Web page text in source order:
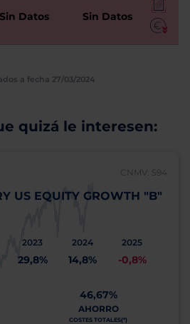
Sin Datos Sin Datos
a fecha 27/03/2024
quizá le interesen:
CNMV: 594
US EQUITY GROWTH "B"
2023
29,8%
2024
14,8%
2025
-0,8%
46,67%
AHORRO
COSTES TOTALES(*)